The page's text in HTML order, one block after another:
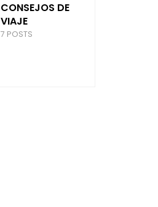
CONSEJOS DE
VIAJE
7 POSTS